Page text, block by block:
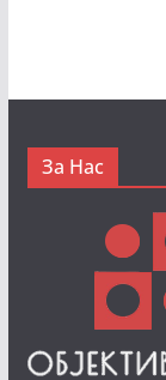
За Нас